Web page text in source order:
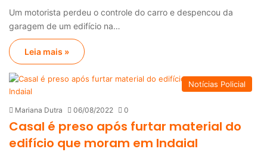
Um motorista perdeu o controle do carro e despencou da
garagem de um edifício na…
Leia mais »
Notícias Policial
Mariana Dutra 06/08/2022 0
Casal é preso após furtar material do
edifício que moram em Indaial